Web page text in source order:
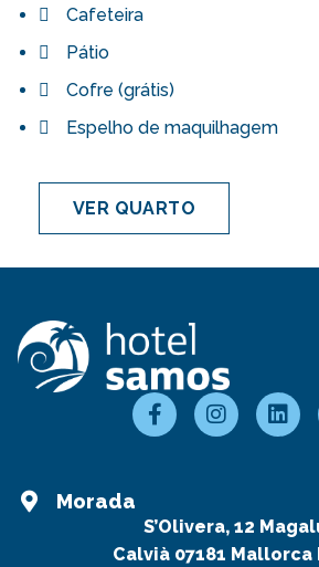
Cafeteira
Pátio
Cofre (grátis)
Espelho de maquilhagem
VER QUARTO
Morada
S’Olivera, 12
Calvià 07181 Mallorca